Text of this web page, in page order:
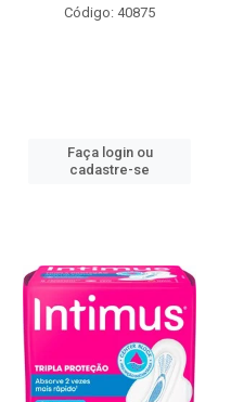
Código: 40875
Faça login ou
cadastre-se